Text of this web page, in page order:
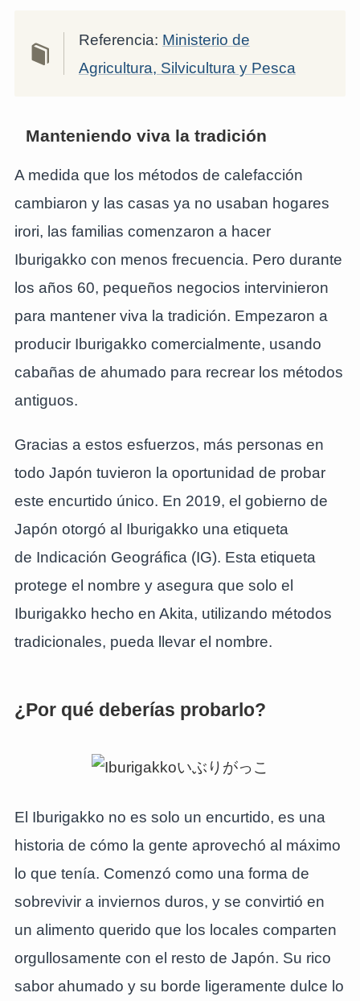
Referencia: Ministerio de
Agricultura, Silvicultura y Pesca
Manteniendo viva la tradición
A medida que los métodos de calefacción
cambiaron y las casas ya no usaban hogares
irori, las familias comenzaron a hacer
Iburigakko con menos frecuencia. Pero durante
los años 60, pequeños negocios intervinieron
para mantener viva la tradición. Empezaron a
producir Iburigakko comercialmente, usando
cabañas de ahumado para recrear los métodos
antiguos.
Gracias a estos esfuerzos, más personas en
todo Japón tuvieron la oportunidad de probar
este encurtido único. En 2019, el gobierno de
Japón otorgó al Iburigakko una etiqueta
de Indicación Geográfica (IG). Esta etiqueta
protege el nombre y asegura que solo el
Iburigakko hecho en Akita, utilizando métodos
tradicionales, pueda llevar el nombre.
¿Por qué deberías probarlo?
El Iburigakko no es solo un encurtido, es una
historia de cómo la gente aprovechó al máximo
lo que tenía. Comenzó como una forma de
sobrevivir a inviernos duros, y se convirtió en
un alimento querido que los locales comparten
orgullosamente con el resto de Japón. Su rico
sabor ahumado y su borde ligeramente dulce lo